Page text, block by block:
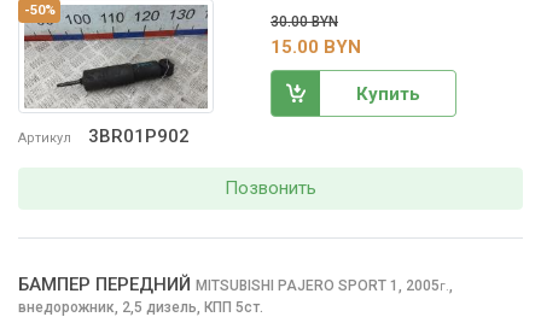
-50%
Артикул 3BR01P902
30.00 BYN
15.00 BYN
Купить
Позвонить
БАМПЕР ПЕРЕДНИЙ MITSUBISHI PAJERO SPORT 1, 2005г.
внедорожник, 2,5 дизель, КПП 5ст.